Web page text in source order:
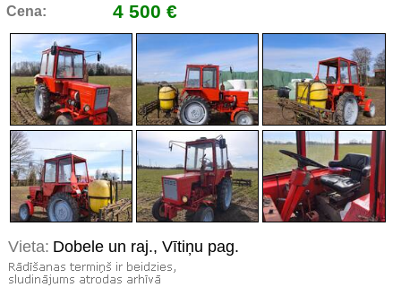
Cena: 4 500 €
Vieta: Dobele un raj., Vītiņu pag.